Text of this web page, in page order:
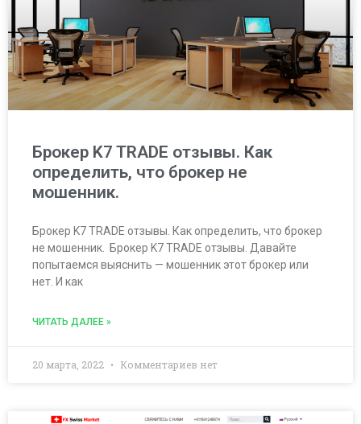
Брокер K7 TRADE отзывы. Как
определить, что брокер не
мошенник.
Брокер K7 TRADE отзывы. Как определить, что брокер
не мошенник. Брокер K7 TRADE отзывы. Давайте
попытаемся выяснить — мошенник этот брокер или
нет. И как
ЧИТАТЬ ДАЛЕЕ »
20 марта, 2022 Комментариев нет